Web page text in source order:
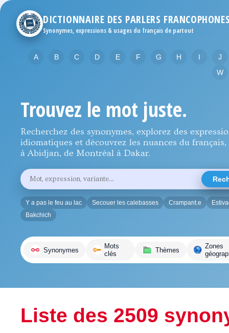
DICTIONNAIRE DES PARLERS
Synonymes, expressions & usages du français de partout
A B C D E F G H I
J
W
Trouvez le mot juste.
Recherchez des synonymes, explorez des
idiomatiques et découvrez les nuances du français,
à Abidjan, de Montréal à Dakar.
Rechercher
un
mot,
une
expression
ou
une
Y a pas le feu au lac Secouer les calebasses Crampant.e
Bakchich
Synonymes
Mots
clés
Thèmes
Zones
Liste des 2509